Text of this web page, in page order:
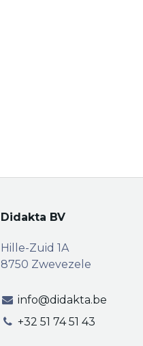
Didakta BV
Hille-Zuid 1A
8750 Zwevezele
info@didakta.be
+32 51 74 51 43